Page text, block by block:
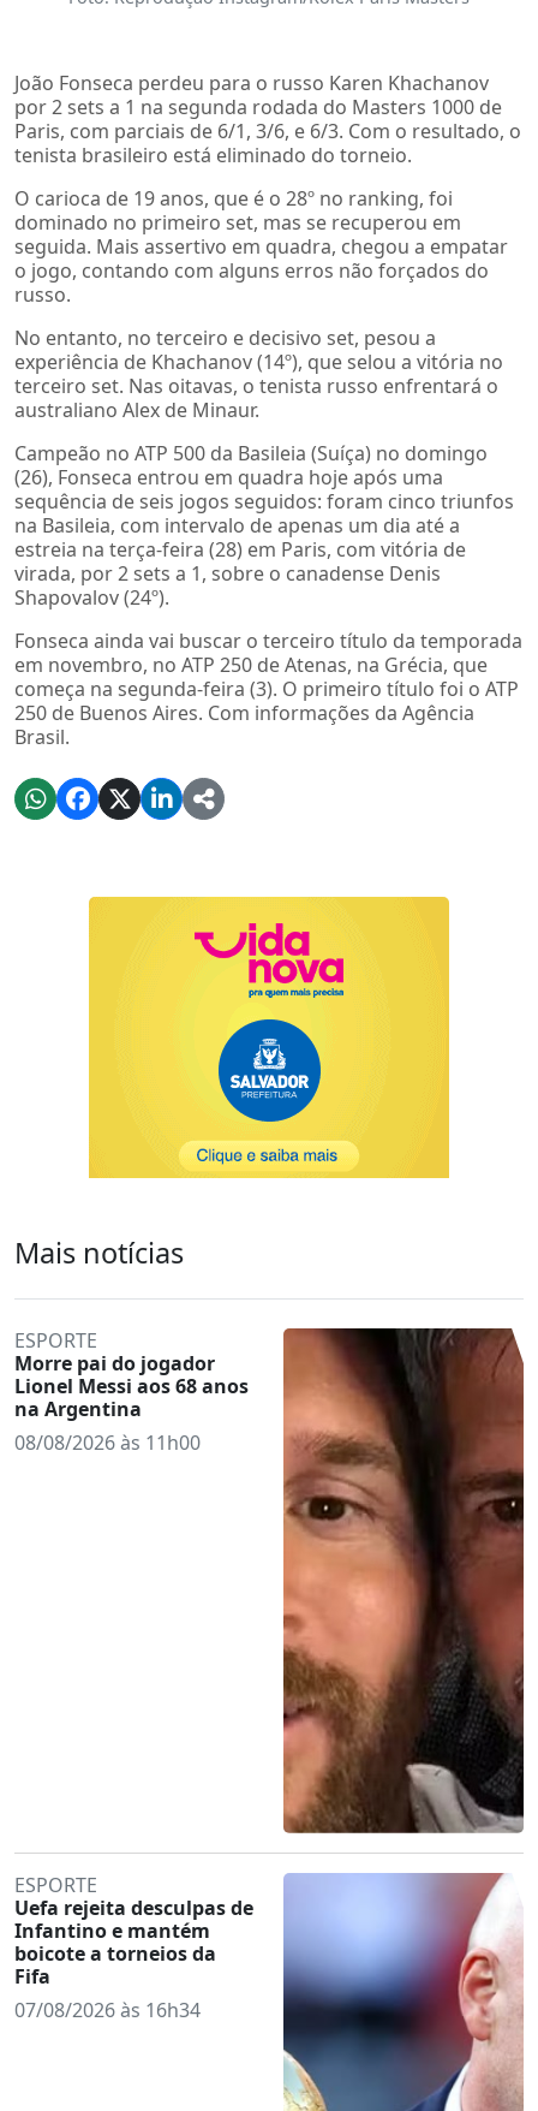
João Fonseca perdeu para o russo Karen Khachanov
por 2 sets a 1 na segunda rodada do Masters 1000 de
Paris, com parciais de 6/1, 3/6, e 6/3. Com o resultado, o
tenista brasileiro está eliminado do torneio.
O carioca de 19 anos, que é o 28º no ranking, foi
dominado no primeiro set, mas se recuperou em
seguida. Mais assertivo em quadra, chegou a empatar
o jogo, contando com alguns erros não forçados do
russo.
No entanto, no terceiro e decisivo set, pesou a
experiência de Khachanov (14º), que selou a vitória no
terceiro set. Nas oitavas, o tenista russo enfrentará o
australiano Alex de Minaur.
Campeão no ATP 500 da Basileia (Suíça) no domingo
(26), Fonseca entrou em quadra hoje após uma
sequência de seis jogos seguidos: foram cinco triunfos
na Basileia, com intervalo de apenas um dia até a
estreia na terça-feira (28) em Paris, com vitória de
virada, por 2 sets a 1, sobre o canadense Denis
Shapovalov (24º).
Fonseca ainda vai buscar o terceiro título da temporada
em novembro, no ATP 250 de Atenas, na Grécia, que
começa na segunda-feira (3). O primeiro título foi o ATP
250 de Buenos Aires. Com informações da Agência
Brasil.
Mais notícias
ESPORTE
Morre pai do jogador
Lionel Messi aos 68 anos
na Argentina
08/08/2026 às 11h00
ESPORTE
Uefa rejeita desculpas de
Infantino e mantém
boicote a torneios da
Fifa
07/08/2026 às 16h34